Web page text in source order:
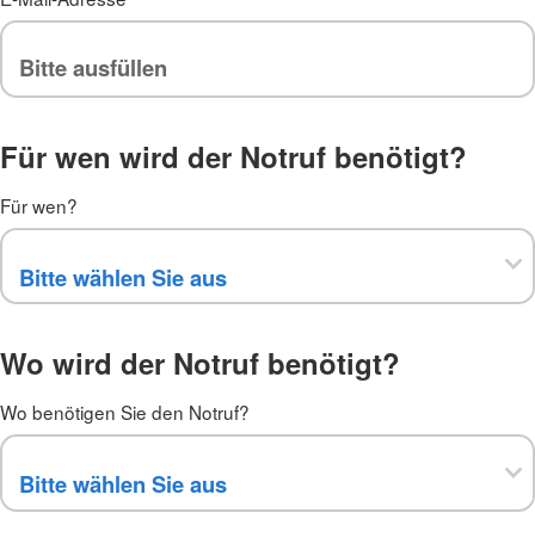
Für wen wird der Notruf benötigt?
Für wen?
Wo wird der Notruf benötigt?
Wo benötigen Sie den Notruf?